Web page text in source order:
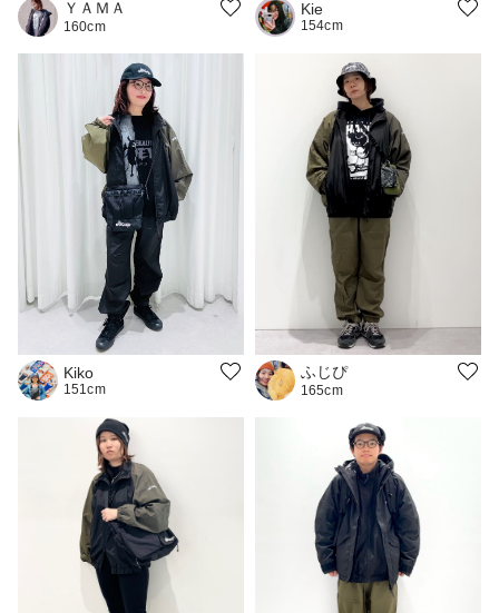
ＹＡＭＡ
160cm
Kie
154cm
Kiko
151cm
ふじぴ
165cm